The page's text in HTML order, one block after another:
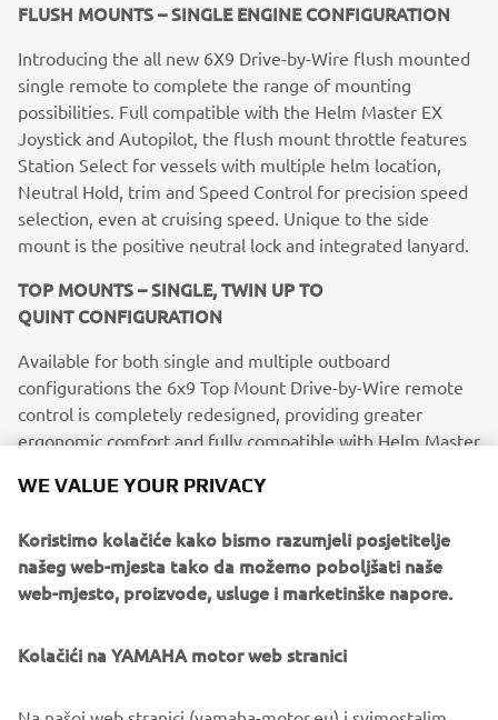
FLUSH MOUNTS – SINGLE ENGINE CONFIGURATION
Introducing the all new 6X9 Drive-by-Wire flush mounted
single remote to complete the range of mounting
possibilities. Full compatible with the Helm Master EX
Joystick and Autopilot, the flush mount throttle features
Station Select for vessels with multiple helm location,
Neutral Hold, trim and Speed Control for precision speed
selection, even at cruising speed. Unique to the side
mount is the positive neutral lock and integrated lanyard.
TOP MOUNTS – SINGLE, TWIN UP TO
QUINT CONFIGURATION
Available for both single and multiple outboard
configurations the 6x9 Top Mount Drive-by-Wire remote
control is completely redesigned, providing greater
ergonomic comfort and fully compatible with Helm Master
configuration Trim and Speed Control, Station Select,
addition for multiple engine configurations, Single Lever
synchronises all outboards to one throttle handle for a
simple, comfortable cruising, or Centre Engine* to run
WE VALUE YOUR PRIVACY
Koristimo kolačiće kako bismo razumjeli posjetitelje
našeg web-mjesta tako da možemo poboljšati naše
web-mjesto, proizvode, usluge i marketinške napore.
Kolačići na YAMAHA motor web stranici